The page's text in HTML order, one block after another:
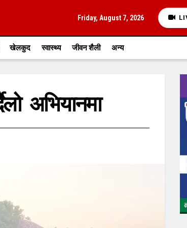
Friday, August 7, 2026
खेलकुद स्वास्थ्य जीवन शैली अन्य
अभियानमा